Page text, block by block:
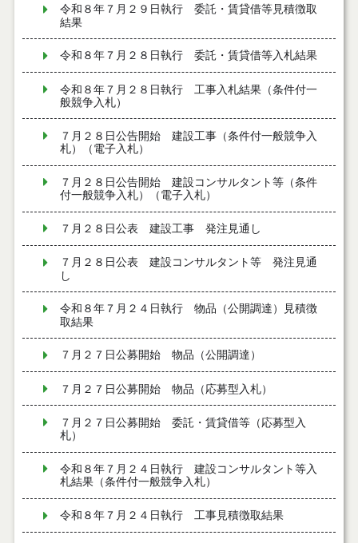
令和８年７月２９日執行 委託・賃貸借等見積徴取
結果
令和８年７月２８日執行 委託・賃貸借等入札結果
令和８年７月２８日執行 工事入札結果（条件付一
般競争入札）
７月２８日公告開始 建設工事（条件付一般競争入
札）（電子入札）
７月２８日公告開始 建設コンサルタント等（条件
付一般競争入札）（電子入札）
７月２８日公表 建設工事 発注見通し
７月２８日公表 建設コンサルタント等 発注見通
し
令和８年７月２４日執行 物品（公開調達）見積徴
取結果
７月２７日公募開始 物品（公開調達）
７月２７日公募開始 物品（応募型入札）
７月２７日公募開始 委託・賃貸借等（応募型入
札）
令和８年７月２４日執行 建設コンサルタント等入
札結果（条件付一般競争入札）
令和８年７月２４日執行 工事見積徴取結果